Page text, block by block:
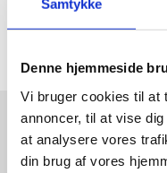
Samtykke
Denne hjemmeside
Vi bruger cookies til at
annoncer, til at vise
at analysere vores
din brug af vores